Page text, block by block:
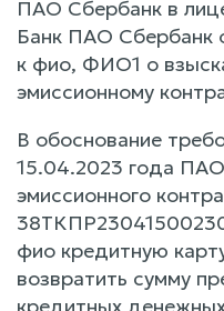
ПАО Сбербанк в
Банк ПАО Сбербанк
к фио, ФИО1 о
эмиссионному
В обоснование
15.04.2023 года
эмиссионного
фио кредитную
возвратить сумму
кредитных